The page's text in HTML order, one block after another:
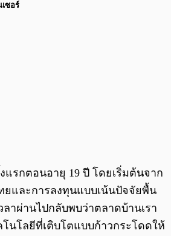
ซอร์
แรกตอนอายุ 19 ปี โดยเริ่มต้นจาก
ยและการลงทุนแบบเน้นปัจจัยพื้น
าผ่านไปกลับพบว่าตลาดบ้านเรา
นโลยีที่เติบโตแบบก้าวกระโดดให้